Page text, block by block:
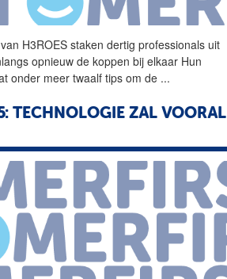
H3ROES staken dertig professionals uit
opnieuw de koppen bij elkaar Hun
onder meer twaalf tips om de ...
TECHNOLOGIE ZAL VOORAL